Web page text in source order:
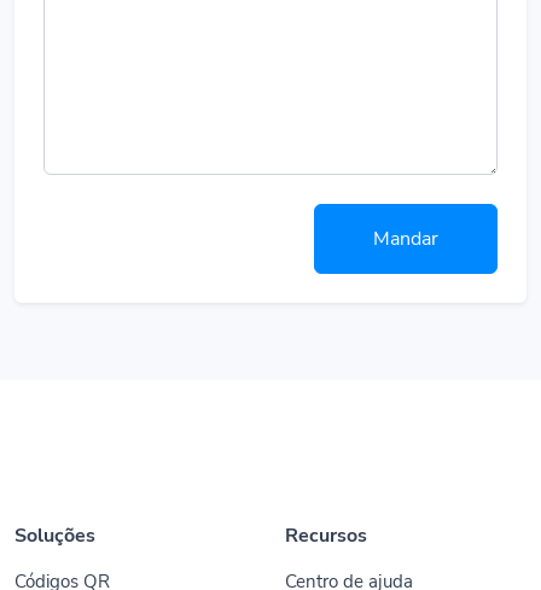
Mandar
Soluções
Códigos QR
Recursos
Centro de ajuda